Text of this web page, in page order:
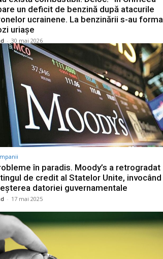
un deficit de benzină după atacurile
ucrainene. La benzinării s-au
uriașe
- 30 mai 2026
în paradis. Moody’s a retrogradat
de credit al Statelor Unite, invocând
datoriei guvernamentale
- 17 mai 2025